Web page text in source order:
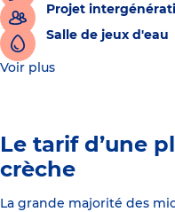
Projet
Salle de jeux d'eau
Voir plus
Le tarif d’une
crèche
La grande majorité des